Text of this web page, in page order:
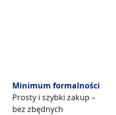
Minimum formalności
Prosty i szybki zakup –
bez zbędnych